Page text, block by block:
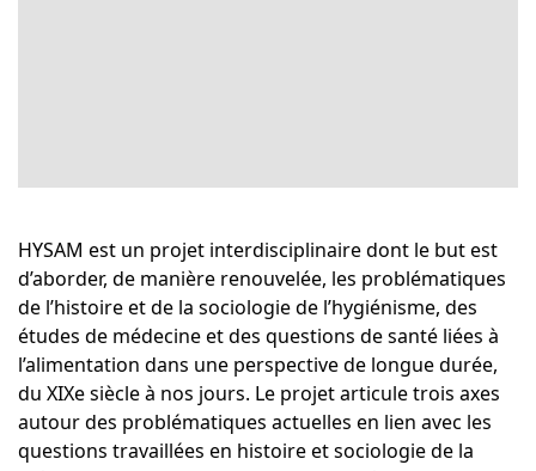
HYSAM est un projet interdisciplinaire dont le but est
d’aborder, de manière renouvelée, les problématiques
de l’histoire et de la sociologie de l’hygiénisme, des
études de médecine et des questions de santé liées à
l’alimentation dans une perspective de longue durée,
du XIXe siècle à nos jours. Le projet articule trois axes
autour des problématiques actuelles en lien avec les
questions travaillées en histoire et sociologie de la